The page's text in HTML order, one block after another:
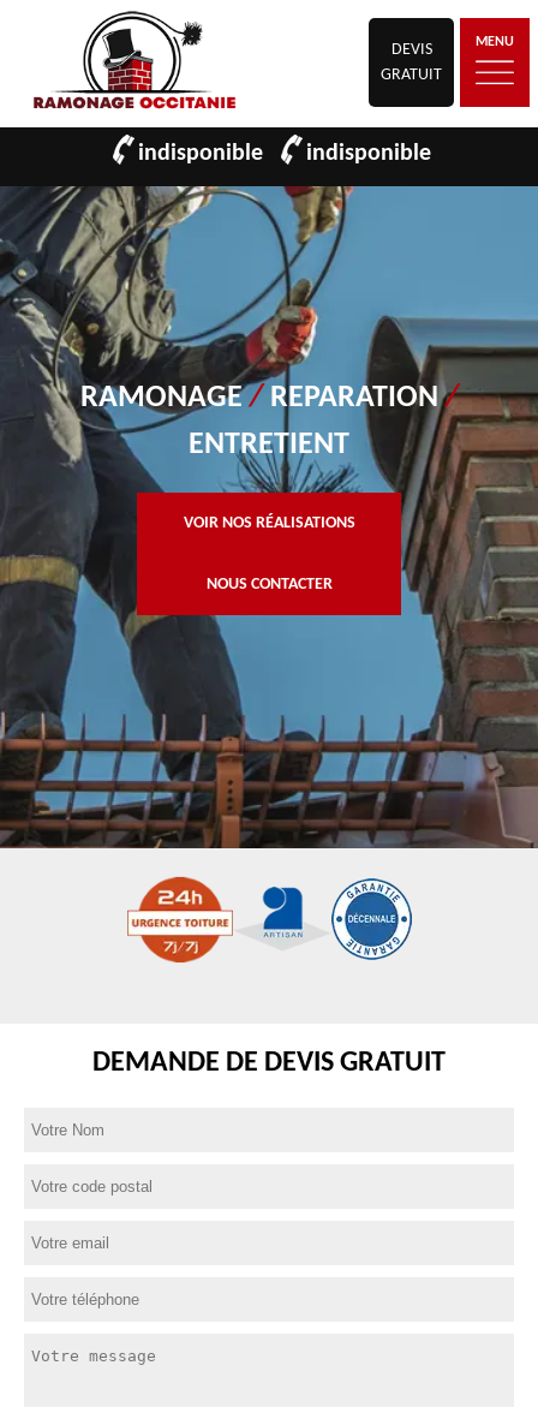
DEVIS
GRATUIT
MENU
indisponible indisponible
RAMONAGE/ REPARATION/
ENTRETIENT
VOIR NOS RÉALISATIONS
NOUS CONTACTER
DEMANDE DE DEVIS GRATUIT